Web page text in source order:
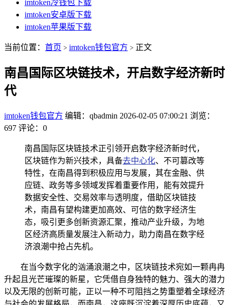
imtoken冷钱包下载
imtoken安卓版下载
imtoken苹果版下载
当前位置： 首页 > imtoken钱包官方 > 正文
南昌国际区块链技术，开启数字经济新时
代
imtoken钱包官方 编辑：qbadmin 2026-02-05 07:00:21 浏览：
697 评论：0
南昌国际区块链技术正引领开启数字经济新时代，
区块链作为新兴技术，具备去中心化、不可篡改等
特性，在南昌得到积极应用与发展，其在金融、供
应链、政务等多领域发挥着重要作用，能有效提升
数据安全性、交易效率与透明度，借助区块链技
术，南昌有望构建更加高效、可信的数字经济生
态，吸引更多创新资源汇聚，推动产业升级，为地
区经济高质量发展注入新动力，助力南昌在数字经
济浪潮中抢占先机。
在当今数字化的汹涌浪潮之中，区块链技术宛如一颗冉冉
升起且光芒璀璨的新星，它凭借自身独特的魅力、强大的潜力
以及无限的创新可能，正以一种不可阻挡之势重塑着全球经济